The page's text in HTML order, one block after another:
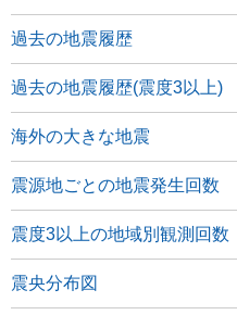
過去の地震履歴
過去の地震履歴(震度3以上)
海外の大きな地震
震源地ごとの地震発生回数
震度3以上の地域別観測回数
震央分布図